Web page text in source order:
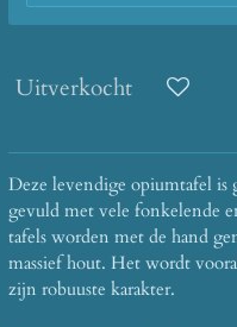
Uitverkocht
Deze levendige opiumtafel is
gevuld met vele fonkelende
tafels worden met de hand
massief hout. Het wordt
zijn robuuste karakter.